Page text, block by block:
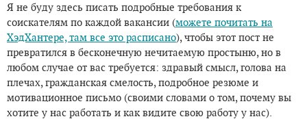
Я не буду здесь писать подробные требования к
соискателям по каждой вакансии (можете почитать на
ХэдХантере, там все это расписано), чтобы этот пост не
превратился в бесконечную нечитаемую простыню, но в
любом случае от вас требуется: здравый смысл, голова на
плечах, гражданская смелость, подробное резюме и
мотивационное письмо (своими словами о том, почему вы
хотите у нас работать и как видите свою работу у нас).